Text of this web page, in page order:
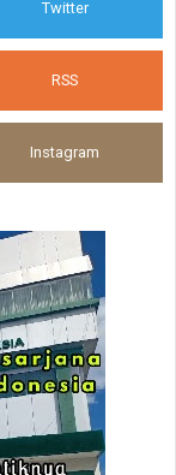
Twitter
RSS
Instagram